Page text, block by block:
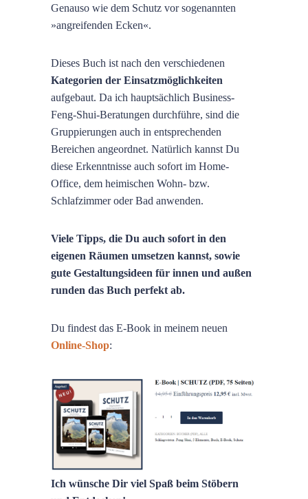
Genauso wie dem Schutz vor sogenannten
»angreifenden Ecken«.
Dieses Buch ist nach den verschiedenen
Kategorien der Einsatzmöglichkeiten
aufgebaut. Da ich hauptsächlich Business-
Feng-Shui-Beratungen durchführe, sind die
Gruppierungen auch in entsprechenden
Bereichen angeordnet. Natürlich kannst Du
diese Erkenntnisse auch sofort im Home-
Office, dem heimischen Wohn- bzw.
Schlafzimmer oder Bad anwenden.
Viele Tipps, die Du auch sofort in den
eigenen Räumen umsetzen kannst, sowie
gute Gestaltungsideen für innen und außen
runden das Buch perfekt ab.
Du findest das E-Book in meinem neuen
Online-Shop:
Ich wünsche Dir viel Spaß beim Stöbern